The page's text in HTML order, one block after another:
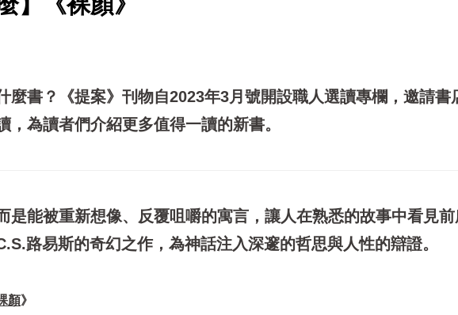
麼書？《提案》刊物自2023年3月號開設職人選讀專欄，邀請書
為讀者們介紹更多值得一讀的新書。
是能被重新想像、反覆咀嚼的寓言，讓人在熟悉的故事中看見
路易斯的奇幻之作，為神話注入深邃的哲思與人性的辯證。
顏》